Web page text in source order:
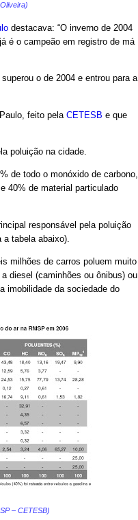
destacava: “O inverno de 2004
é o campeão em registro de má
o de 2004 e entrou para a
feito pela CETESB e que
poluição na cidade.
de todo o monóxido de carbono,
40% de material particulado
responsável pela poluição
tabela abaixo).
milhões de carros poluem muito
diesel (caminhões ou ônibus) ou
imobilidade da sociedade do
– CETESB)